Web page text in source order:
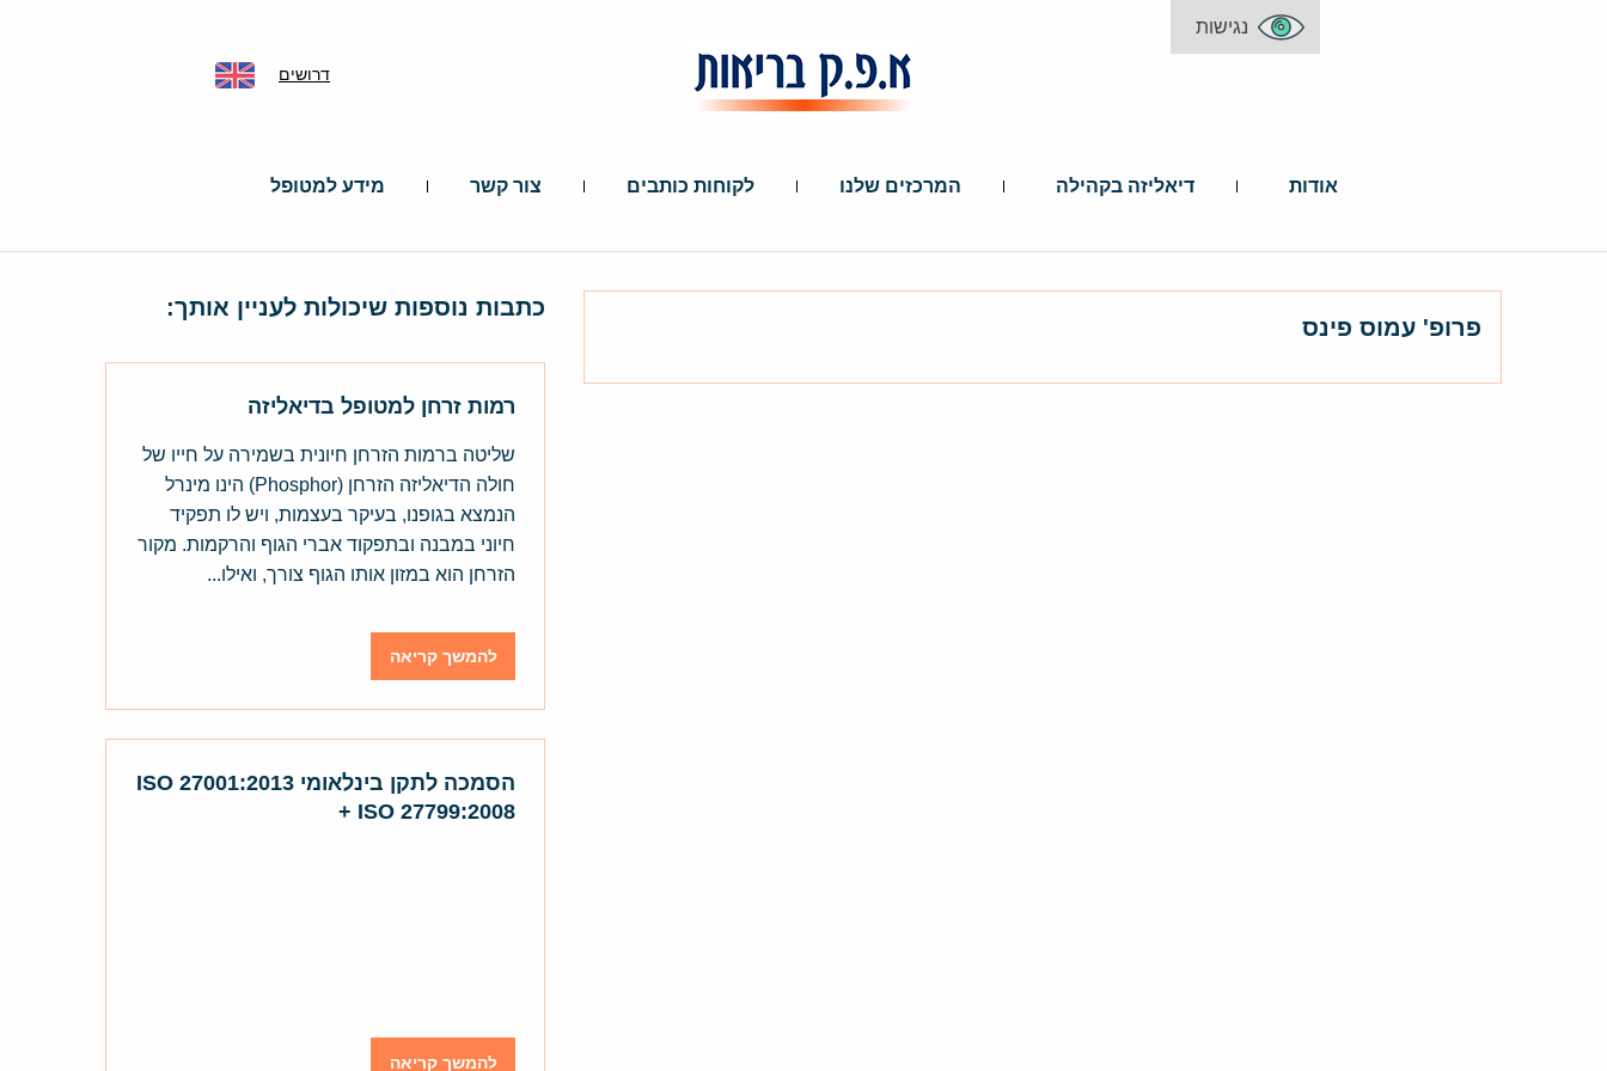
דרושים
אודות דיאליזה בקהילה המרכזים שלנו לקוחות כותבים צור קשר מידע למטופל
פרופ' עמוס פינס
כתבות נוספות שיכולות לעניין אותך:
רמות זרחן למטופל בדיאליזה
שליטה ברמות הזרחן חיונית בשמירה על חייו של
חולה הדיאליזה הזרחן (Phosphor) הינו מינרל
הנמצא בגופנו, בעיקר בעצמות, ויש לו תפקיד
חיוני במבנה ובתפקוד אברי הגוף והרקמות. מקור
הזרחן הוא במזון אותו הגוף צורך, ואילו...
להמשך קריאה
הסמכה לתקן בינלאומי ISO 27001:2013
+ ISO 27799:2008
להמשך קריאה
נגישות